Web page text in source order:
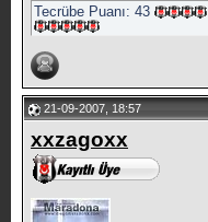
Tecrübe Puanı: 43
21-09-2007, 18:57
xxzagoxx